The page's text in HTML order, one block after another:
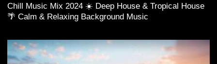
Chill Music Mix 2024 ☀️ Deep House & Tropical House
🌴 Calm & Relaxing Background Music